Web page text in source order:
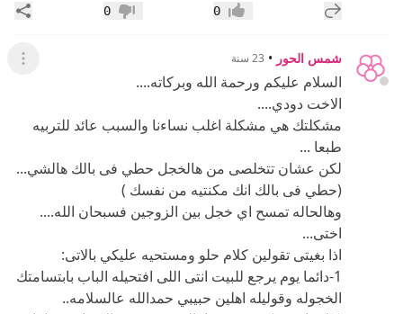
إضافة رد جديد إعجاب0 عدم إعجاب
0
شمس الحور • 23 سنة عرض
السلام عليكم ورحمة الله وبركاته....
الاخت دودي....
مشكلتك هي مشكلة اغلب نساءنا والسبب عائد للتربيه
طبعا ...
لكن عشان تتخلصى من هالخجل حطي فى بالك هالشي...
(حطي فى بالك انك مكنتيه من نفسك )
وهالحاله تمسح اي خجل بين الزوجين فسبحان الله....
اختى...
اذا بغيتى تقولين كلام حلو ومستحيه عليكي بالاتى:
1-دائما يوم يرجع للبيت انتى اللى افتحيله الباب بابتسامتك
الخجوله وقوليله اهلين حبيبي حمدالله عالسلامه..